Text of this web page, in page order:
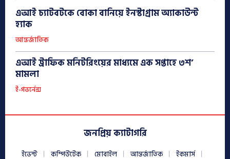
এআই চ্যাটবটকে বোকা বানিয়ে ইনস্টাগ্রাম অ্যাকাউন্ট
হ্যাক
আন্তর্জাতিক
এআই ট্রাফিক মনিটরিংয়ের মাধ্যমে এক সপ্তাহে ৩শ’
মামলা
ই-গভর্নেন্স
জনপ্রিয় ক্যাটাগরি
ইভেন্ট কম্পিউটেক মোবাইল আন্তর্জাতিক
ইকমার্স